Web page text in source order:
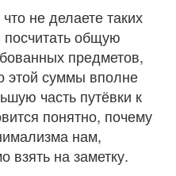
не делаете таких
посчитать общую
предметов,
этой суммы вполне
часть путёвки к
понятно, почему
нам,
взять на заметку.